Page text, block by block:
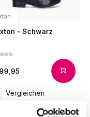
- Schwarz
Vergleichen